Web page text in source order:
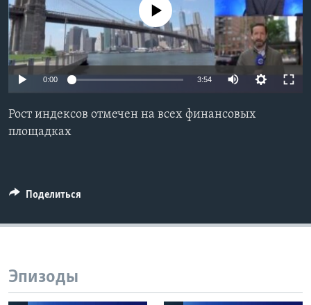
Learning English
СОЦИАЛЬНЫЕ СЕТИ
Языки
No media source currently available
0:00 3:54
Рост индексов отмечен на всех финансовых
площадках
Поделиться
Эпизоды